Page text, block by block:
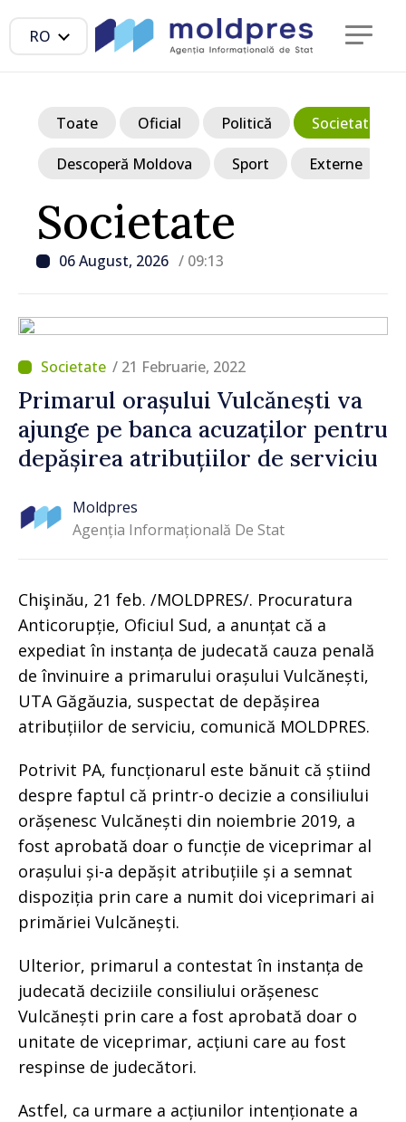
RO
Societate
06 August, 2026 / 09:13
Toate Oficial Politică Societate
Descoperă Moldova Sport Externe
/ 21 Februarie, 2022
Primarul orașului Vulcănești va
ajunge pe banca acuzaților pentru
depășirea atribuțiilor de serviciu
Moldpres
Agenția Informațională De Stat
Chişinău, 21 feb. /MOLDPRES/. Procuratura
Anticorupție, Oficiul Sud, a anunțat că a
expediat în instanța de judecată cauza penală
de învinuire a primarului orașului Vulcănești,
UTA Găgăuzia, suspectat de depășirea
atribuțiilor de serviciu, comunică MOLDPRES.
Potrivit PA, funcționarul este bănuit că știind
despre faptul că printr-o decizie a consiliului
orășenesc Vulcănești din noiembrie 2019, a
fost aprobată doar o funcție de viceprimar al
orașului și-a depășit atribuțiile și a semnat
dispoziția prin care a numit doi viceprimari ai
primăriei Vulcănești.
Ulterior, primarul a contestat în instanța de
judecată deciziile consiliului orășenesc
Vulcănești prin care a fost aprobată doar o
unitate de viceprimar, acțiuni care au fost
respinse de judecători.
Astfel, ca urmare a acțiunilor intenționate a